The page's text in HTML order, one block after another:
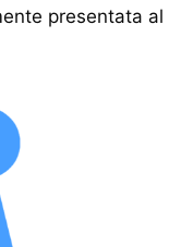
presentata al